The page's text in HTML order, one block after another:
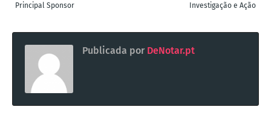
Investigação e Ação
Principal Sponsor
Publicada por DeNotar.pt